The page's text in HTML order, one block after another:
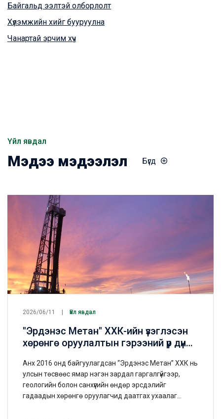
Байгальд ээлтэй олборлолт
Хүлэмжийн хийг бууруулна
Чанартай эрчим хүч
Үйл явдал
Мэдээ мэдээлэл Бүгд
2026/06/11 Үйл явдал
"Эрдэнэс Метан" ХХК-ийн үзэглэсэн
хөрөнгө оруулалтын гэрээний үр дүнд
хийн нөөцийг бүртгэлээ.
Анх 2016 онд байгуулагдсан “Эрдэнэс Метан” ХХК нь
улсын төсвөөс ямар нэгэн зардал гаргалгүйгээр,
геологийн болон санхүүгийн өндөр эрсдэлийг
гадаадын хөрөнгө оруулагчид даатгах ухаалаг